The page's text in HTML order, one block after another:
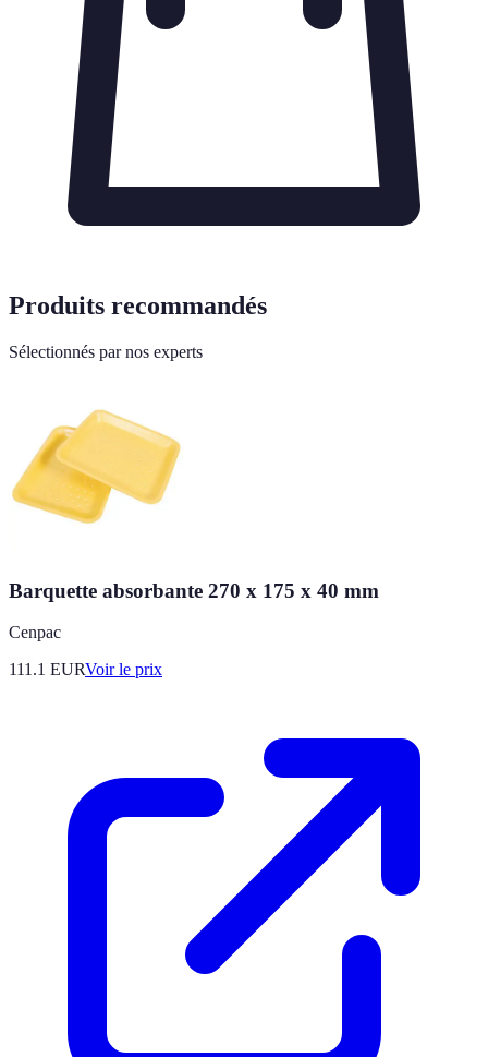
Produits recommandés
Sélectionnés par nos experts
Barquette absorbante 270 x 175 x 40 mm
Cenpac
111.1 EURVoir le prix